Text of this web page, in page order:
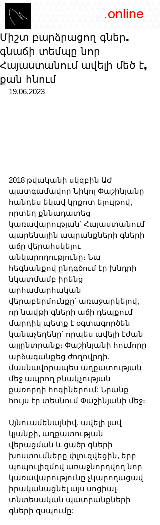
.online
Միշտ բարձրացող գներ.
գնաճի տեմպը նոր
Հայաստանում ավելի մեծ է,
քան հնում
19.06.2023
2018 թվականի սկզբին ԱԺ
պատգամավոր Նիկոլ Փաշինյանը
հանդես եկավ կրքոտ ելույթով,
որտեղ քննադատեց
կառավարության՝ Հայաստանում
պարենային ապրանքների գների
աճը վերահսկելու
անկարողությունը։ Նա
հեգնանքով ընդգծում էր խնդրի
նկատմամբ իրենց
արհամարհական
վերաբերմունքը՝ առաջարկելով,
որ նավթի գների աճի դեպքում
մարդիկ պետք է օգտագործեն
կանաչեղենը՝ որպես ավելի էժան
այլընտրանք։ Փաշինյանի հումորը
արձագանքեց ժողովրդի,
մասնավորապես աղքատության
մեջ ապրող բնակչության
քառորդի հոգիներում: Նրանք
հույս էր տեսնում Փաշինյանի մեջ։
Այնուամենայնիվ, ավելի լավ
կյանքի, աղքատության
վերացման և ցածր գների
խոստումները փլուզվեցին, երբ
պոպուլիզմով առաջնորդվող նոր
կառավարությունը չկարողացավ
իրականացնել այս սոցիալ-
տնտեսական պատրանքների
գների զսպումը: